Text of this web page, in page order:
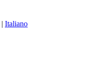
| Italiano